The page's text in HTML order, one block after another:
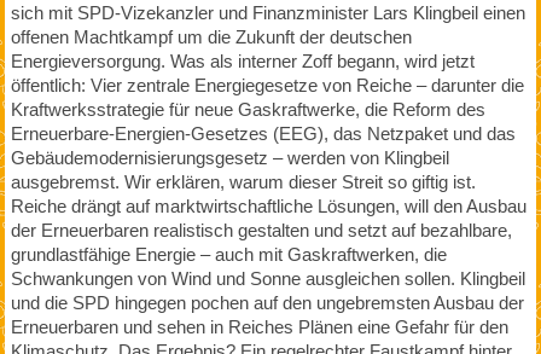
sich mit SPD-Vizekanzler und Finanzminister Lars Klingbeil einen
offenen Machtkampf um die Zukunft der deutschen
Energieversorgung. Was als interner Zoff begann, wird jetzt
öffentlich: Vier zentrale Energiegesetze von Reiche – darunter die
Kraftwerksstrategie für neue Gaskraftwerke, die Reform des
Erneuerbare-Energien-Gesetzes (EEG), das Netzpaket und das
Gebäudemodernisierungsgesetz – werden von Klingbeil
ausgebremst. Wir erklären, warum dieser Streit so giftig ist.
Reiche drängt auf marktwirtschaftliche Lösungen, will den Ausbau
der Erneuerbaren realistisch gestalten und setzt auf bezahlbare,
grundlastfähige Energie – auch mit Gaskraftwerken, die
Schwankungen von Wind und Sonne ausgleichen sollen. Klingbeil
und die SPD hingegen pochen auf den ungebremsten Ausbau der
Erneuerbaren und sehen in Reiches Plänen eine Gefahr für den